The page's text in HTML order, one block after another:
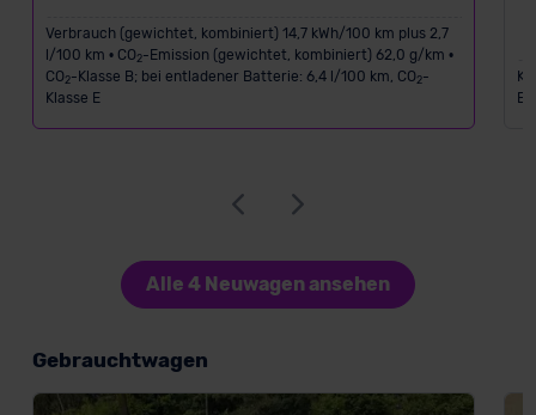
Verbrauch (gewichtet, kombiniert) 14,7 kWh/100 km plus 2,7
l/100 km • CO2-Emission (gewichtet, kombiniert) 62,0 g/km •
CO2-Klasse B; bei entladener Batterie: 6,4 l/100 km, CO2-
Klasse E
Alle 4 Neuwagen ansehen
Gebrauchtwagen